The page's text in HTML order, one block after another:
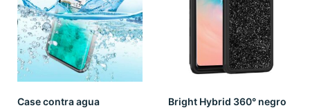
Case contra agua Bright Hybrid 360° negro